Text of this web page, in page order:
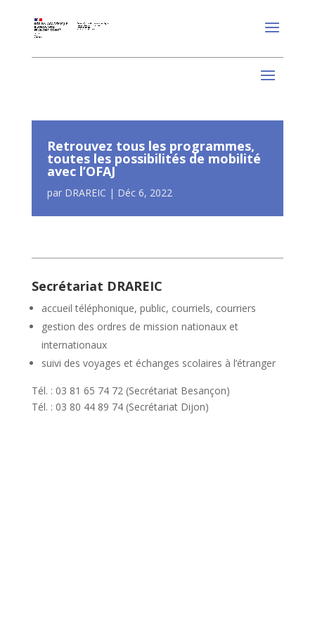
Retrouvez tous les programmes,
toutes les possibilités de mobilité
avec l’OFAJ
par DRAREIC | Déc 6, 2022
Secrétariat DRAREIC
accueil téléphonique, public, courriels, courriers
gestion des ordres de mission nationaux et
internationaux
suivi des voyages et échanges scolaires à l’étranger
Tél. : 03 81 65 74 72 (Secrétariat Besançon)
Tél. : 03 80 44 89 74 (Secrétariat Dijon)